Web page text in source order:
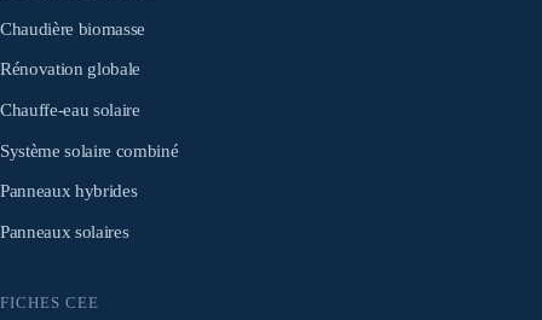
Chaudière biomasse
Rénovation globale
Chauffe-eau solaire
Système solaire combiné
Panneaux hybrides
Panneaux solaires
FICHES CEE